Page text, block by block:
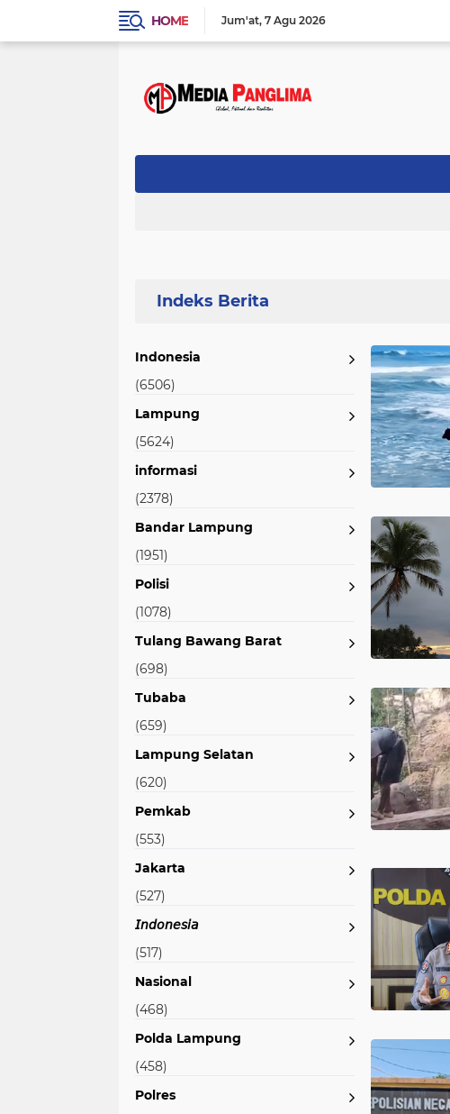
HOME Jum'at 7 Agu 2026
Indonesia
(6506)
Lampung
(5624)
informasi
(2378)
Bandar Lampung
(1951)
Polisi
(1078)
Tulang Bawang Barat
(698)
Tubaba
(659)
Lampung Selatan
(620)
Pemkab
(553)
Jakarta
(527)
𝘐𝘯𝘥𝘰𝘯𝘦𝘴𝘪𝘢
(517)
Nasional
(468)
Polda Lampung
(458)
Polres